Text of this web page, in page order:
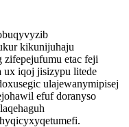
kikunijuhaju
etac feji
iqoj jisizypu litede
ulajewanymipisej
efuf doranyso